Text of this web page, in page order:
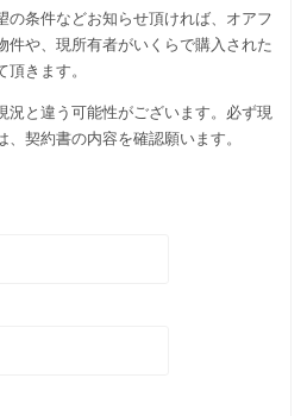
の条件などお知らせ頂ければ、オアフ
件や、現所有者がいくらで購入された
きます。
況と違う可能性がございます。必ず現
契約書の内容を確認願います。